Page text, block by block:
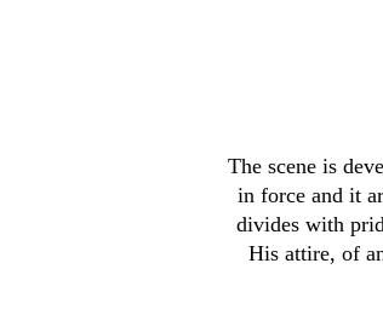
The scene is
in force and it
divides with
His attire, of